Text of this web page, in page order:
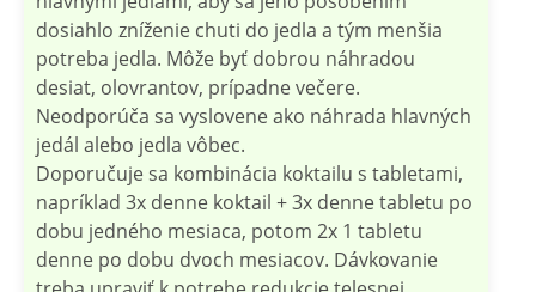
dosiahlo zníženie chuti do jedla a tým menšia
potreba jedla. Môže byť dobrou náhradou
desiat, olovrantov, prípadne večere.
Neodporúča sa vyslovene ako náhrada hlavných
jedál alebo jedla vôbec.
Doporučuje sa kombinácia koktailu s tabletami,
napríklad 3x denne koktail + 3x denne tabletu po
dobu jedného mesiaca, potom 2x 1 tabletu
denne po dobu dvoch mesiacov. Dávkovanie